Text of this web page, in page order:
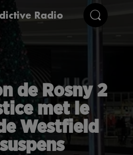
Radio
de Rosny 2
met le
Westfield